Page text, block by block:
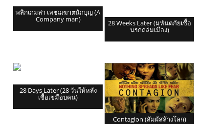
พลิกเกมล่า เพชฌฆาตนักบุญ (A
Company man) 28 Weeks Later (มหันตภัยเชื้อ
นรกถล่มเมือง)
28 Days Later (28 วันให้หลัง
เชื้อเขมือบคน)
Contagion (สัมผัสล้างโลก)